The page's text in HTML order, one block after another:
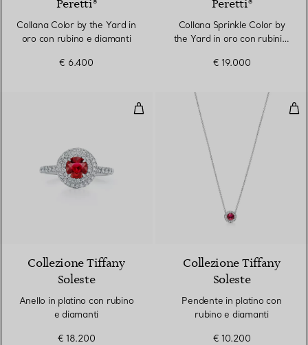
Peretti®
Collana Color by the Yard in
oro con rubino e diamanti
€ 6.400
Peretti®
Collana Sprinkle Color by
the Yard in oro con rubini e
€ 19.000
Anello in platino con rubino e
3 gemstones
Collezione Tiffany
Soleste
Anello in platino con rubino
e diamanti
€ 18.200
Collezione Tiffany
Soleste
Pendente in platino con
rubino e diamanti
€ 10.200